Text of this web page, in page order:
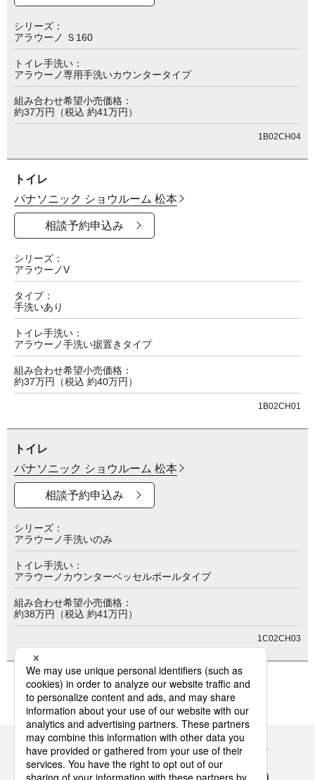
シリーズ
アラウーノ Ｓ160
トイレ手洗い
アラウーノ専用手洗いカウンタータイプ
組み合わせ希望小売価格
約37万円（税込 約41万円）
1B02CH04
トイレ
パナソニック ショウルーム 松本
相談予約申込み
シリーズ
アラウーノV
タイプ
手洗いあり
トイレ手洗い
アラウーノ手洗い据置きタイプ
組み合わせ希望小売価格
約37万円（税込 約40万円）
1B02CH01
トイレ
パナソニック ショウルーム 松本
相談予約申込み
シリーズ
アラウーノ手洗いのみ
トイレ手洗い
アラウーノカウンターベッセルボールタイプ
組み合わせ希望小売価格
約38万円（税込 約41万円）
1C02CH03
Panasonicの住まい・くらし SNSアカウント